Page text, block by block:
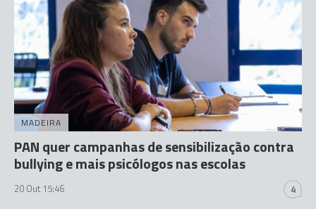
MADEIRA
PAN quer campanhas de sensibilização contra
bullying e mais psicólogos nas escolas
20 Out 15:46 4